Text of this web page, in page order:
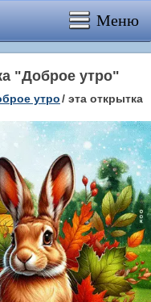
Меню
"Доброе утро"
утро/ эта открытка